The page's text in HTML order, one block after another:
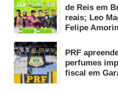
de Reis em
reais; Leo
Felipe
PRF
perfumes
fiscal em